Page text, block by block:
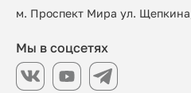
м. Проспект Мира ул.
Мы в соцсетях